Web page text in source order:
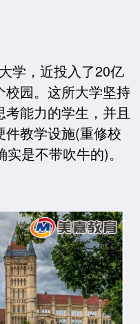
学，近投入了20亿
园。这所大学坚持
能力的学生，并且
教学设施(重修校
是不带吹牛的)。